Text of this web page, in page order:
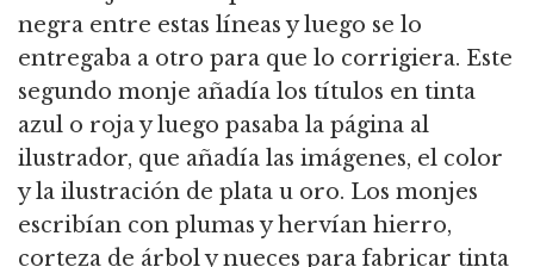
negra entre estas líneas y luego se lo
entregaba a otro para que lo corrigiera. Este
segundo monje añadía los títulos en tinta
azul o roja y luego pasaba la página al
ilustrador, que añadía las imágenes, el color
y la ilustración de plata u oro. Los monjes
escribían con plumas y hervían hierro,
corteza de árbol y nueces para fabricar tinta